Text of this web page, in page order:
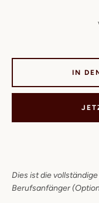
Dies ist die
Berufsanfänger
IN